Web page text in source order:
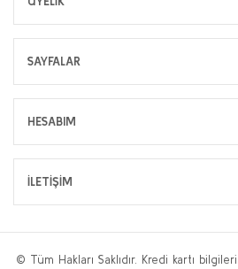
SAYFALAR
HESABIM
İLETİŞİM
© Tüm Hakları Saklıdır. Kredi kartı